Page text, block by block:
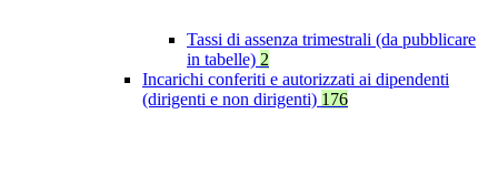
Tassi di assenza trimestrali (da pubblicare
in tabelle) 2
Incarichi conferiti e autorizzati ai dipendenti
(dirigenti e non dirigenti) 176